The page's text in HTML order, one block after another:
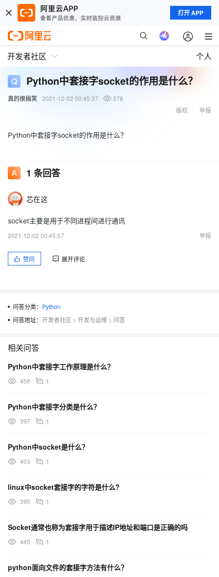
打开 APP
开发者社区 个人
Python中套接字socket的作用是什么？
真的很搞笑 2021-12-02 00:45:37
378
举报
版权
Python中套接字socket的作用是什么？
1 条回答
芯在这
socket主要是用于不同进程间进行通讯
2021-12-02 00:45:57
举报
赞同 展开评论
问答分类： Python
问答地址： 开发者社区 > 开发与运维 > 问答
相关问答
Python中套接字工作原理是什么？
456 1
Python中套接字分类是什么？
397 1
Python中socket是什么？
403 1
linux中socket套接字的字符是什么?
395 1
Socket通常也称为套接字用于描述IP地址和端口是正确的吗
445 1
python面向文件的套接字方法有什么？